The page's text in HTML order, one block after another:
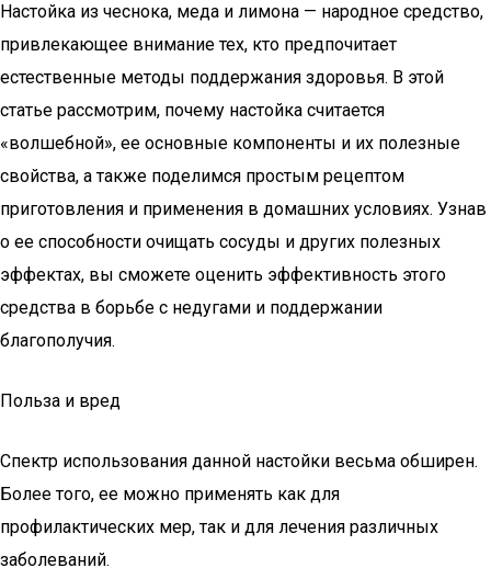
Настойка из чеснока, меда и лимона — народное средство,
привлекающее внимание тех, кто предпочитает
естественные методы поддержания здоровья. В этой
статье рассмотрим, почему настойка считается
«волшебной», ее основные компоненты и их полезные
свойства, а также поделимся простым рецептом
приготовления и применения в домашних условиях. Узнав
о ее способности очищать сосуды и других полезных
эффектах, вы сможете оценить эффективность этого
средства в борьбе с недугами и поддержании
благополучия.
Польза и вред
Спектр использования данной настойки весьма обширен.
Более того, ее можно применять как для
профилактических мер, так и для лечения различных
заболеваний.